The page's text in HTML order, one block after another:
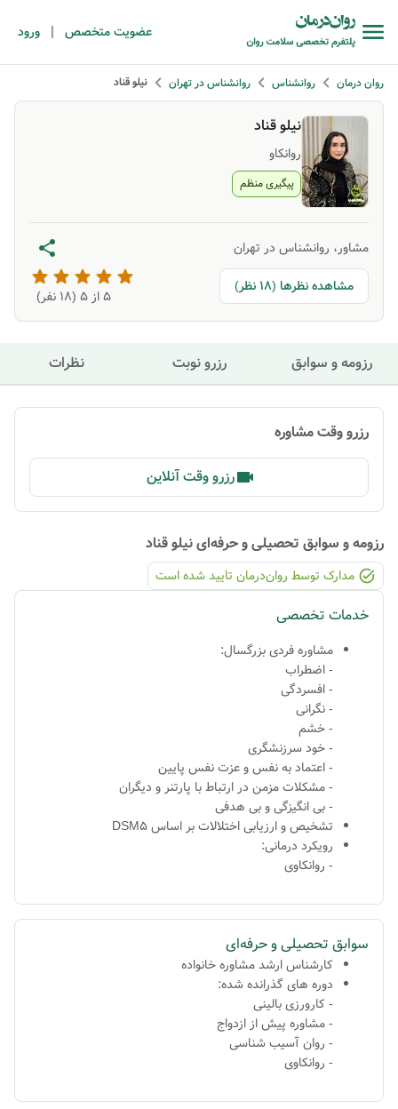
عضویت متخصص | ورود
روان درمان روانشناس روانشناس در تهران نیلو قناد
نیلو قناد
روانکاو
پیگیری منظم
مشاور، روانشناس در تهران
مشاهده نظرها (18 نظر)
5از ۵ ( 18 نفر)
رزومه و سوابق رزرو نوبت نظرات
رزرو وقت مشاوره
رزرو وقت آنلاین
رزومه و سوابق تحصیلی و حرفه‌اینیلو قناد
مدارک توسط روان‌درمان تایید شده ‌است
خدمات تخصصی
مشاوره فردی بزرگسال:
- اضطراب
- افسردگی
- نگرانی
- خشم
- خود سرزنشگری
- اعتماد به نفس و عزت نفس پایین
- مشکلات مزمن در ارتباط با پارتنر و دیگران
- بی انگیزگی و بی هدفی
تشخیص و ارزیابی اختلالات بر اساس DSM5
رویکرد درمانی:
- روانکاوی
سوابق تحصیلی و حرفه‌ای
کارشناس ارشد مشاوره خانواده
دوره های گذرانده شده:
- کارورزی بالینی
- مشاوره پیش از ازدواج
- روان آسیب شناسی
- روانکاوی